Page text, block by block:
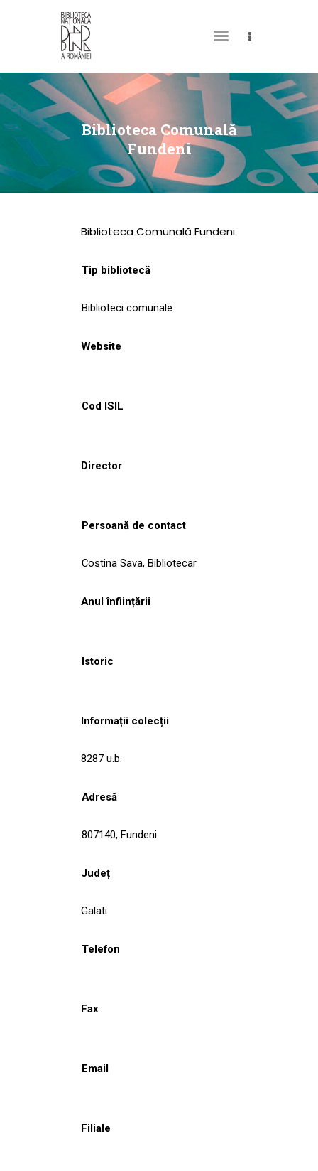
Biblioteca Comunală
Fundeni
DESPRE NOI
PERMISUL MEU DE
BIBLIOTECĂ
CATALOAGE ȘI
COLECȚII
CULTURALE
NOUTĂȚI
Biblioteca Comunală Fundeni
Tip bibliotecă
Biblioteci comunale
Website
Cod ISIL
Director
Persoană de contact
Costina Sava, Bibliotecar
Anul înființării
Istoric
Informații colecții
8287 u.b.
Adresă
807140, Fundeni
Județ
Galati
Telefon
Fax
Email
Filiale